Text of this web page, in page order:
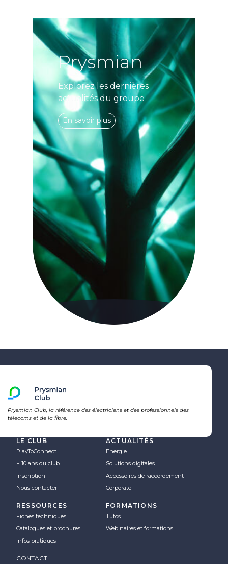
Prysmian
Explorez les dernières
actualités du groupe
En savoir plus
Prysmian Club, la référence des électriciens et des professionnels des
télécoms et de la fibre.
LE CLUB
PlayToConnect
+ 10 ans du club
Inscription
Nous contacter
ACTUALITÉS
Energie
Solutions digitales
Accessoires de raccordement
Corporate
RESSOURCES
Fiches techniques
Catalogues et brochures
Infos pratiques
FORMATIONS
Tutos
Webinaires et formations
CONTACT